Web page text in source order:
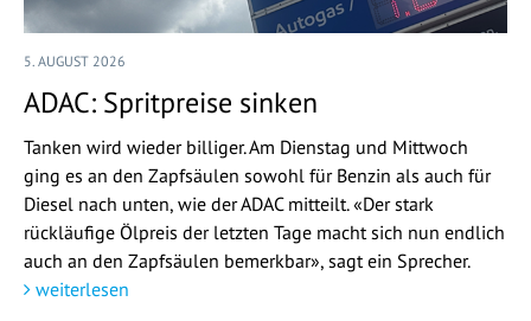
5. AUGUST 2026
ADAC: Spritpreise sinken
Tanken wird wieder billiger. Am Dienstag und Mittwoch
ging es an den Zapfsäulen sowohl für Benzin als auch für
Diesel nach unten, wie der ADAC mitteilt. «Der stark
rückläufige Ölpreis der letzten Tage macht sich nun endlich
auch an den Zapfsäulen bemerkbar», sagt ein Sprecher.
weiterlesen